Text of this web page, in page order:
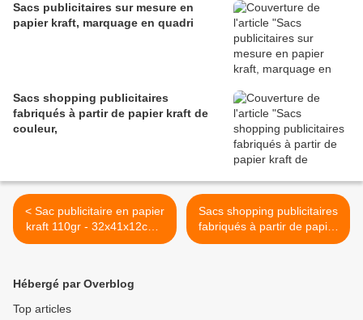
Sacs publicitaires sur mesure en
papier kraft, marquage en quadri
Sacs shopping publicitaires
fabriqués à partir de papier kraft de
couleur,
< Sac publicitaire en papier
kraft 110gr - 32x41x12cm -
ref: GO85-SPK5014
Sacs shopping publicitaires
fabriqués à partir de papier
kraft de couleur, >
Hébergé par Overblog
Top articles